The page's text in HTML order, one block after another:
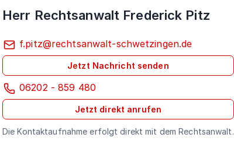
Herr Rechtsanwalt Frederick Pitz
f.pitz@rechtsanwalt-schwetzingen.de
Jetzt Nachricht senden
06202 - 859 480
Jetzt direkt anrufen
Die Kontaktaufnahme erfolgt direkt mit dem Rechtsanwalt.